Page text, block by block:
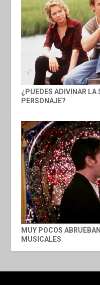
¿PUEDES ADIVINAR LA
PERSONAJE?
MUY POCOS
MUSICALES